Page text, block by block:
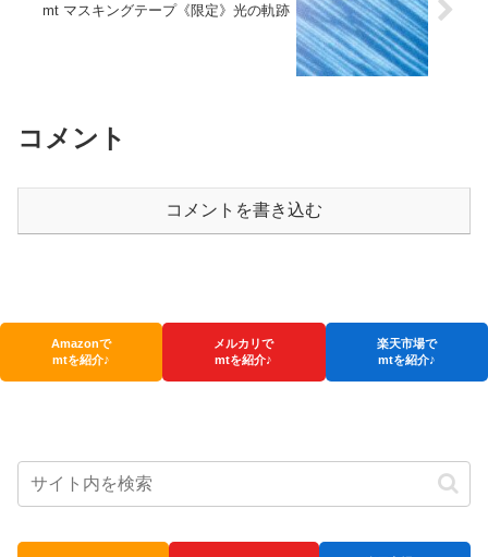
mt マスキングテープ《限定》光の軌跡
コメント
コメントを書き込む
Amazonで
mtを紹介♪
メルカリで
mtを紹介♪
楽天市場で
mtを紹介♪